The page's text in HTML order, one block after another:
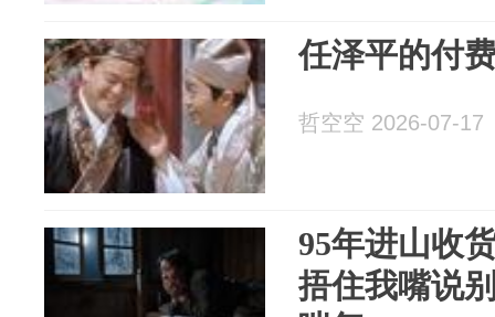
任泽平的付
哲空空 2026-07-17
95年进山收
捂住我嘴说